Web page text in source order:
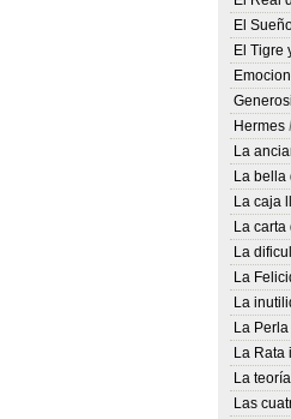
El
El Tigre
Hermes
La
La bella
La caja
La carta
La
La
La
La
La Rata
La
Las